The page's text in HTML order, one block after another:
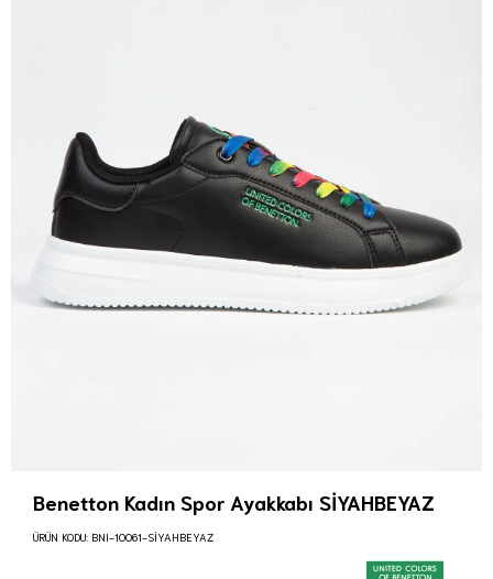
Benetton Kadın Spor Ayakkabı SİYAHBEYAZ
ÜRÜN KODU: BNI-10061-SİYAHBEYAZ